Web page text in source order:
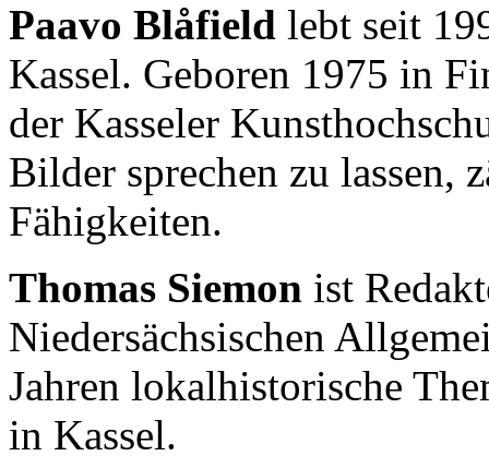
Paavo Blåfield lebt seit
Kassel. Geboren 1975 in
der Kasseler
Bilder sprechen zu lassen,
Fähigkeiten.
Thomas Siemon ist
Niedersächsischen
Jahren lokalhistorische
in Kassel.